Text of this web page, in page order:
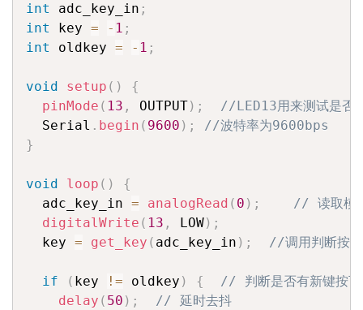
int
adc_key_in ;
int
key = - 1 ;
int
oldkey = - 1 ;
void setup ( )
{
pinMode ( 13 , OUTPUT) ;
//LED13用来测试是否
  Serial
. begin ( 9600 ) ;
//波特率为9600bps
}
void loop ( )
{
  adc_key_in
= analogRead ( 0 ) ;
// 读取模
digitalWrite ( 13 , LOW) ;
  key
= get_key ( adc_key_in ) ; //调用判断按
if ( key != oldkey ) {
// 判断是否有新键按下
delay ( 50 ) ;
// 延时去抖